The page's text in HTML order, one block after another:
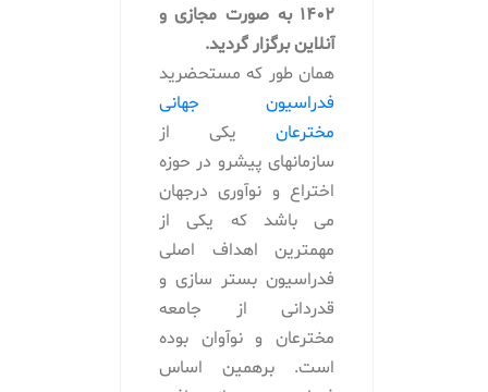
1402 به صورت مجازی و
آنلاین برگزار گردید.
همان طور که مستحضرید
فدراسیون جهانی
مخترعانیکی از
سازمانهای پیشرو در حوزه
اختراع و نوآوری درجهان
می باشد که یکی از
مهمترین اهداف اصلی
فدراسیون بستر سازی و
قدردانی از جامعه
مخترعان و نوآوان بوده
است. برهمین اساس